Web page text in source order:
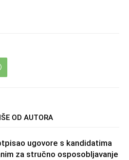
OD AUTORA
ugovore s kandidatima
za stručno osposobljavanje